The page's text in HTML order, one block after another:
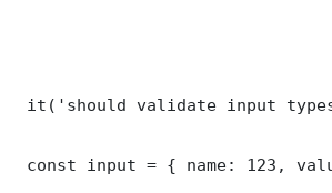
it('should validate input
const input = { name: 123,